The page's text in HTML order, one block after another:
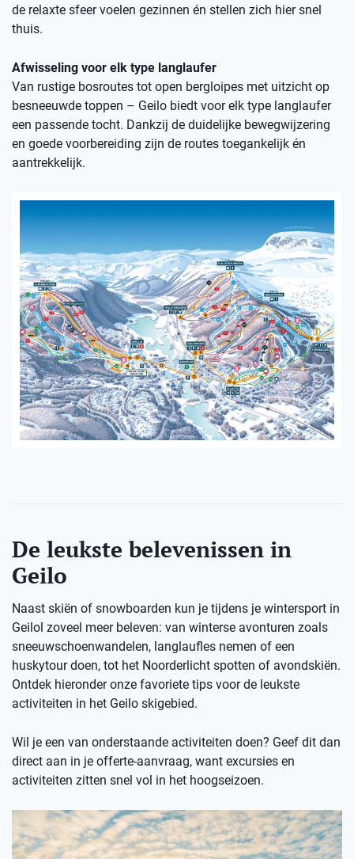
de relaxte sfeer voelen gezinnen én stellen zich hier snel
thuis.
Afwisseling voor elk type langlaufer
Van rustige bosroutes tot open bergloipes met uitzicht op
besneeuwde toppen – Geilo biedt voor elk type langlaufer
een passende tocht. Dankzij de duidelijke bewegwijzering
en goede voorbereiding zijn de routes toegankelijk én
aantrekkelijk.
De leukste belevenissen in
Geilo
Naast skiën of snowboarden kun je tijdens je wintersport in
Geilol zoveel meer beleven: van winterse avonturen zoals
sneeuwschoenwandelen, langlaufles nemen of een
huskytour doen, tot het Noorderlicht spotten of avondskiën.
Ontdek hieronder onze favoriete tips voor de leukste
activiteiten in het Geilo skigebied.
Wil je een van onderstaande activiteiten doen? Geef dit dan
direct aan in je offerte-aanvraag, want excursies en
activiteiten zitten snel vol in het hoogseizoen.